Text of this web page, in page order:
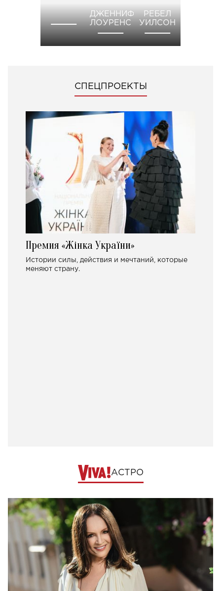
ДЖЕННИФЕР
ЛОУРЕНС
РЕБЕЛ
УИЛСОН
СПЕЦПРОЕКТЫ
Премия «Жінка України»
Истории силы, действия и мечтаний, которые
меняют страну.
АСТРО